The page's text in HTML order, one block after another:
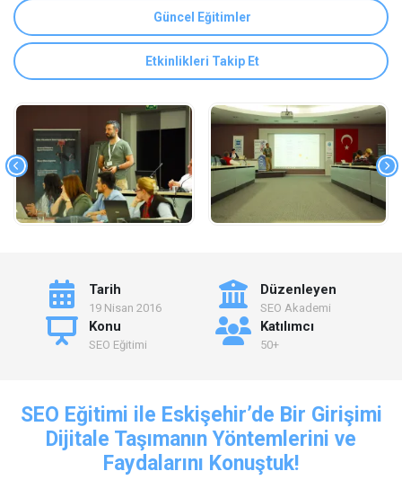
Güncel Eğitimler
Etkinlikleri Takip Et
Tarih
19 Nisan 2016
Düzenleyen
SEO Akademi
Konu
SEO Eğitimi
Katılımcı
50+
SEO Eğitimi ile Eskişehir’de Bir Girişimi
Dijitale Taşımanın Yöntemlerini ve
Faydalarını Konuştuk!